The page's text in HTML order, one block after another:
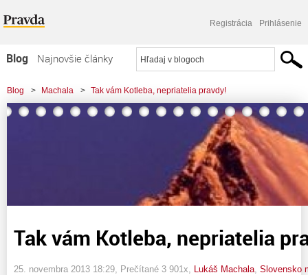
Registrácia Prihlásenie
Blog
Najnovšie články
Najčítanejšie články
Najkomentovanejšie články
Blog > Machala > Tak vám Kotleba, nepriatelia pravdy!
Tak vám Kotleba, nepriatelia
25. novembra 2013 18:29 , Prečítané 3 901x, Lukáš Machala Slovensko